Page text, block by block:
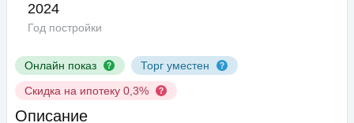
Онлайн показ
Торг уместен
Скидка на ипотеку 0,3%
2024
Год постройки
Описание